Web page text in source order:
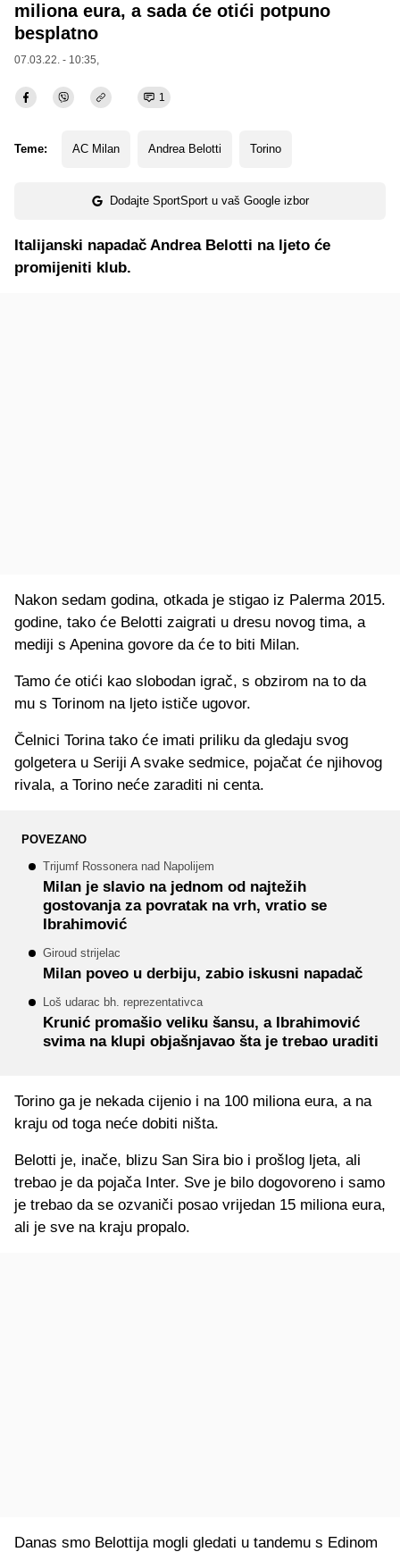
miliona eura, a sada će otići potpuno
besplatno
07.03.22. - 10:35,
1
Teme: AC Milan Andrea Belotti Torino
Dodajte SportSport u vaš Google izbor
Italijanski napadač Andrea Belotti na ljeto će
promijeniti klub.
Nakon sedam godina, otkada je stigao iz Palerma 2015.
godine, tako će Belotti zaigrati u dresu novog tima, a
mediji s Apenina govore da će to biti Milan.
Tamo će otići kao slobodan igrač, s obzirom na to da
mu s Torinom na ljeto ističe ugovor.
Čelnici Torina tako će imati priliku da gledaju svog
golgetera u Seriji A svake sedmice, pojačat će njihovog
rivala, a Torino neće zaraditi ni centa.
POVEZANO
Trijumf Rossonera nad Napolijem
Milan je slavio na jednom od najtežih
gostovanja za povratak na vrh, vratio se
Ibrahimović
Giroud strijelac
Milan poveo u derbiju, zabio iskusni napadač
Loš udarac bh. reprezentativca
Krunić promašio veliku šansu, a Ibrahimović
svima na klupi objašnjavao šta je trebao uraditi
Torino ga je nekada cijenio i na 100 miliona eura, a na
kraju od toga neće dobiti ništa.
Belotti je, inače, blizu San Sira bio i prošlog ljeta, ali
trebao je da pojača Inter. Sve je bilo dogovoreno i samo
je trebao da se ozvaniči posao vrijedan 15 miliona eura,
ali je sve na kraju propalo.
Danas smo Belottija mogli gledati u tandemu s Edinom